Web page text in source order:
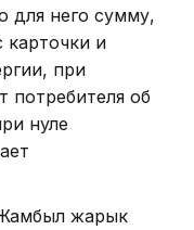
для него сумму,
карточки и
при
потребителя об
нуле
жарык